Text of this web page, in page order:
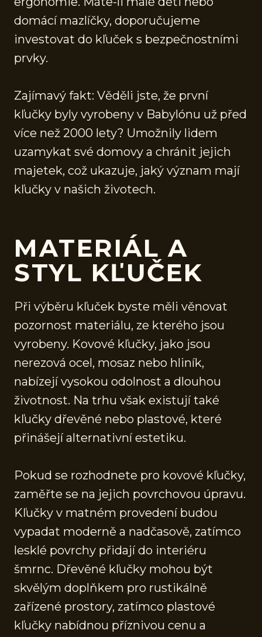
domácí mazlíčky, doporučujeme
investovat do kľuček s bezpečnostními
prvky.
Zajímavý fakt: Věděli jste, že první
kľučky byly vyrobeny v Babylónu už před
více než 2000 lety? Umožnily lidem
uzamykat své domovy a chránit jejich
majetek, což ukazuje, jaký význam mají
kľučky v našich životech.
MATERIÁL A
STYL KĽUČEK
Při výběru kľuček byste měli věnovat
pozornost materiálu, ze kterého jsou
vyrobeny. Kovové kľučky, jako jsou
nerezová ocel, mosaz nebo hliník,
nabízejí vysokou odolnost a dlouhou
životnost. Na trhu však existují také
kľučky dřevěné nebo plastové, které
přinášejí alternativní estetiku.
Pokud se rozhodnete pro kovové kľučky,
zaměřte se na jejich povrchovou úpravu.
Kľučky v matném provedení budou
vypadat moderně a nadčasově, zatímco
lesklé povrchy přidají do interiéru
šmrnc. Dřevěné kľučky mohou být
skvělým doplňkem pro rustikálně
zařízené prostory, zatímco plastové
kľučky nabídnou příznivou cenu a